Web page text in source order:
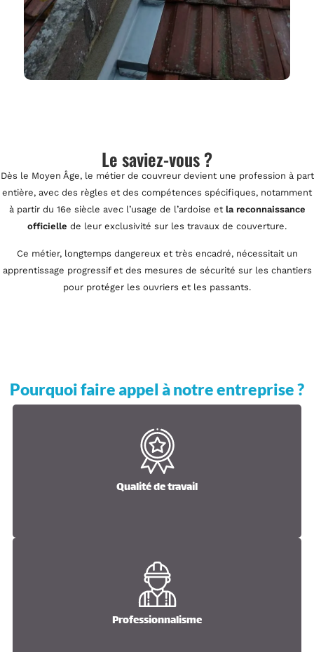
Le saviez-vous ?
Dès le Moyen Âge, le métier de couvreur devient une profession à part
entière, avec des règles et des compétences spécifiques, notamment
à partir du 16e siècle avec l’usage de l’ardoise etla reconnaissance
officielle de leur exclusivité sur les travaux de couverture.
Ce métier, longtemps dangereux et très encadré, nécessitait un
apprentissage progressif et des mesures de sécurité sur les chantiers
pour protéger les ouvriers et les passants.
Pourquoi faire appel à notre entreprise ?
Qualité de travail
Qualité de travail
Professionnalisme
Professionnalisme